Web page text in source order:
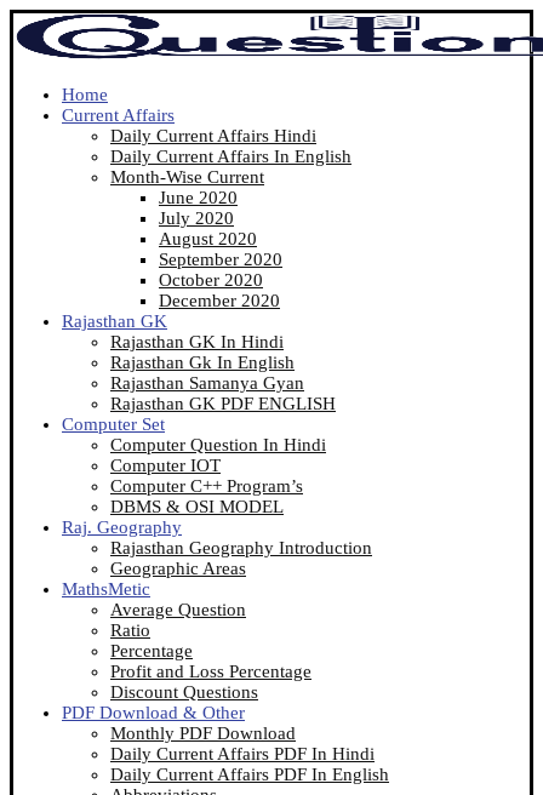
Home
Current Affairs
Daily Current Affairs Hindi
Daily Current Affairs In English
Month-Wise Current
June 2020
July 2020
August 2020
September 2020
October 2020
December 2020
Rajasthan GK
Rajasthan GK In Hindi
Rajasthan Gk In English
Rajasthan Samanya Gyan
Rajasthan GK PDF ENGLISH
Computer Set
Computer Question In Hindi
Computer IOT
Computer C++ Program’s
DBMS & OSI MODEL
Raj. Geography
Rajasthan Geography Introduction
Geographic Areas
MathsMetic
Average Question
Ratio
Percentage
Profit and Loss Percentage
Discount Questions
PDF Download & Other
Monthly PDF Download
Daily Current Affairs PDF In Hindi
Daily Current Affairs PDF In English